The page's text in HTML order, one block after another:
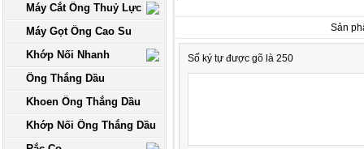
Máy Cắt Ống Thuỷ Lực
Máy Gọt Ống Cao Su
Khớp Nối Nhanh
Ống Thắng Dầu
Khoen Ống Thắng Dầu
Khớp Nối Ống Thắng Dầu
Sản
Số ký tự được gõ là 250